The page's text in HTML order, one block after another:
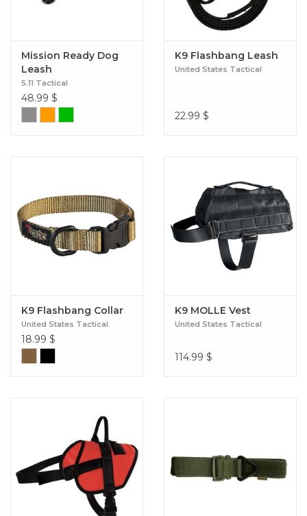
Mission Ready Dog
Leash
5.11 Tactical
48.99 $
K9 Flashbang Leash
United States Tactical
22.99 $
K9 Flashbang Collar
United States Tactical
18.99 $
K9 MOLLE Vest
United States Tactical
114.99 $